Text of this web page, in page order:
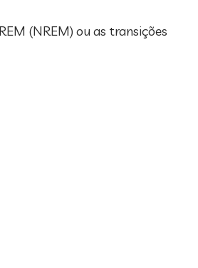
(NREM) ou as transições